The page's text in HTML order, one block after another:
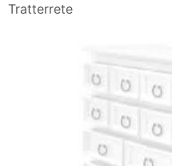
Tratterrete